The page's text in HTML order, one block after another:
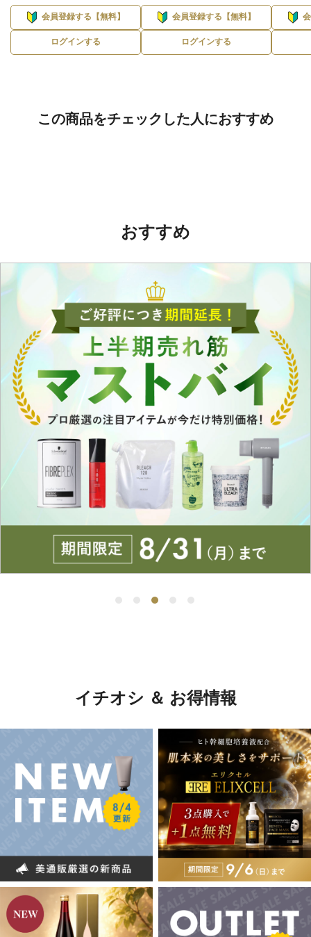
会員登録する【無料】
ログインする
会員登録する【無料】
ログインする
この商品をチェックした人におすすめ
おすすめ
イチオシ ＆ お得情報